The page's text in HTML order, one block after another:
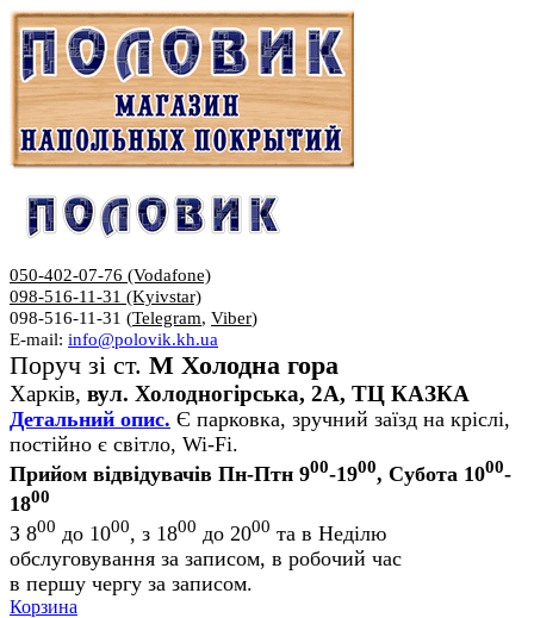
050-402-07-76 (Vodafone)
098-516-11-31 (Kyivstar)
098-516-11-31 (Telegram, Viber)
E-mail: info@polovik.kh.ua
Поруч зі ст. М Холодна гора
Харків, вул. Холодногірська, 2А, ТЦ КАЗКА
Детальний опис. Є парковка, зручний заїзд на кріслі,
постійно є світло, Wi-Fi.
Прийом відвідувачів Пн-Птн 900-1900, Субота 1000-
1800
З 800 до 1000, з 1800 до 2000 та в Неділю
обслуговування за записом, в робочий час
в першу чергу за записом.
Корзина